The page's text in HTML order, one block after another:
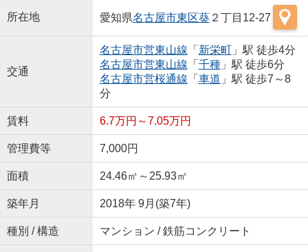
所在地 愛知県名古屋市東区葵２丁目12-27
交通
名古屋市営東山線 「 新栄町」駅 徒歩4分
名古屋市営東山線 「 千種」駅 徒歩6分
名古屋市営桜通線 「 車道 」駅 徒歩7～8
分
賃料 6.7万円～7.05万円
管理費等 7,000円
面積 24.46㎡～25.93㎡
築年月 2018年 9月(築7年)
種別 / 構造 マンション / 鉄筋コンクリート